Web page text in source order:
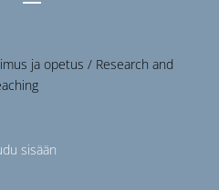
ja opetus / Research and
sisään